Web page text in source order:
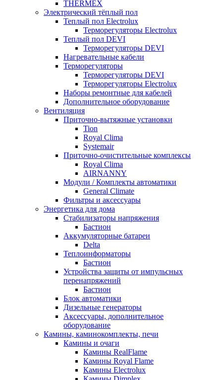
THERMEX
Электрический тёплый пол
Теплый пол Electrolux
Терморегуляторы Electrolux
Теплый пол DEVI
Терморегуляторы DEVI
Нагревательные кабели
Терморегуляторы
Терморегуляторы DEVI
Терморегуляторы Electrolux
Наборы ремонтные для кабелей
Дополнительное оборудование
Вентиляция
Приточно-вытяжные установки
Tion
Royal Clima
Systemair
Приточно-очистительные комплексы
Royal Clima
AIRNANNY
Модули / Комплекты автоматики
General Climate
Фильтры и аксессуары
Энергетика для дома
Стабилизаторы напряжения
Бастион
Аккумуляторные батареи
Delta
Теплоинформаторы
Бастион
Устройства защиты от импульсных
перенапряжений
Бастион
Блок автоматики
Дизельные генераторы
Аксессуары, дополнительное
оборудование
Камины, каминокомплекты, печи
Камины и очаги
Камины RealFlame
Камины Royal Flame
Камины Electrolux